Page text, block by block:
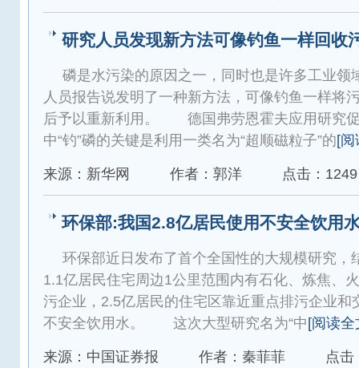
研究人员发现新方法可像钓鱼一样回收
磷是水污染的原因之一，同时也是许多工业领
人员报告说发明了一种新方法，可像钓鱼一样将
后予以重新利用。 德国弗劳恩霍夫应用研究
中“钓”磷的关键是利用一类名为“超顺磁粒子”的[
来源：新华网 作者：郭洋 点击：1249
环保部:我国2.8亿居民使用不安全饮用
环保部近日发布了首个全国性的大规模研究，
1.1亿居民住宅周边1公里范围内有石化、炼焦、
污企业，2.5亿居民的住宅区靠近重点排污企业和
不安全饮用水。 这次大型研究名为“中 [阅读全
来源：中国证券报 作者：秦菲菲 点击